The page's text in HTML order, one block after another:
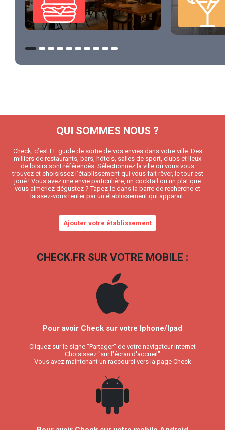
QUI SOMMES NOUS ?
Check, c’est LE guide de sortie de vos envies dans votre ville. Des
milliers de restaurants, bars, hôtels, salles de sport, clubs et lieux
de loisirs sont référencés. Sélectionnez la ville où vous vous
trouvez et choisissez l’établissement qui vous fait rêver, le tour est
joué ! Vous avez une envie particulière, un cocktail ou un plat que
vous aimeriez dégustez ? Tapez-le dans la barre de recherche et
laissez-vous tenter par un établissement qui apparait.
Ajouter votre établissement
CHECK.FR SUR VOTRE MOBILE :
Pour avoir Check sur votre Iphone/Ipad
Cliquez sur le signe "Partager" de votre navigateur internet
Choisissez "sur l'écran d'accueil"
Vous avez maintenant un raccourci vers la page Check